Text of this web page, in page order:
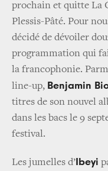
prochain et quitte La
Plessis-Pâté. Pour
décidé de dévoiler
programmation qui
la francophonie.
line-up, Benjamin
titres de son nouvel
dans les bacs le 9
festival.
Les jumelles d’ Ibeyi